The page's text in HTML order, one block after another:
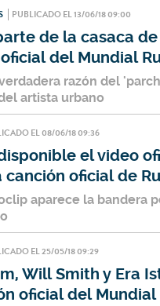
PUBLICADO EL 13/06/18 09:00
de la casaca
del Mundial
razón del
artista urbano
EL 08/06/18 09:36
el video
canción oficial de
aparece la bandera
EL 25/05/18 09:29
Will Smith y Era
oficial del Mundial